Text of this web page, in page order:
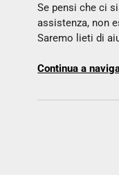
Se pensi che ci
assistenza, non
Saremo lieti di
Continua a